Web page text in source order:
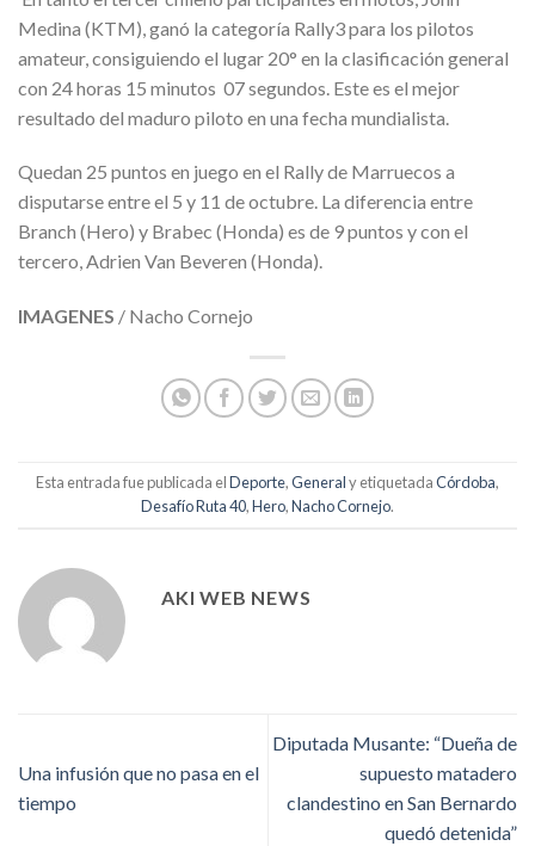
Medina (KTM), ganó la categoría Rally3 para los pilotos
amateur, consiguiendo el lugar 20° en la clasificación general
con 24 horas 15 minutos 07 segundos. Este es el mejor
resultado del maduro piloto en una fecha mundialista.
Quedan 25 puntos en juego en el Rally de Marruecos a
disputarse entre el 5 y 11 de octubre. La diferencia entre
Branch (Hero) y Brabec (Honda) es de 9 puntos y con el
tercero, Adrien Van Beveren (Honda).
IMAGENES / Nacho Cornejo
Esta entrada fue publicada elDeporte,Generaly etiquetadaCórdoba,
Desafío Ruta 40,Hero,Nacho Cornejo.
AKI WEB NEWS
Una infusión que no pasa en el
tiempo
Diputada Musante: “Dueña de
supuesto matadero
clandestino en San Bernardo
quedó detenida”